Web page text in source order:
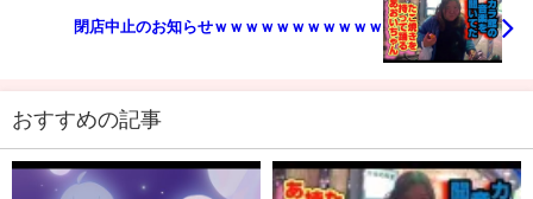
閉店中止のお知らせｗｗｗｗｗｗｗｗｗｗｗ
おすすめの記事